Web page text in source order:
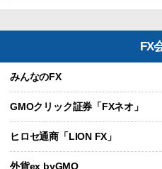
FX
みんなのFX
GMOクリック証券「FXネオ」
ヒロセ通商「LION FX」
外貨ex byGMO